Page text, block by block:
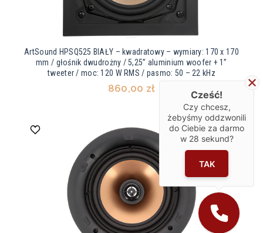
ArtSound HPSQ525 BIAŁY – kwadratowy – wymiary: 170 x 170
mm / głośnik dwudrożny / 5,25” aluminium woofer + 1”
tweeter / moc: 120 W RMS / pasmo: 50 – 22 kHz
860,00 zł
Cześć!
Czy chcesz,
żebyśmy oddzwonili
do Ciebie za darmo
w 28 sekund?
TAK